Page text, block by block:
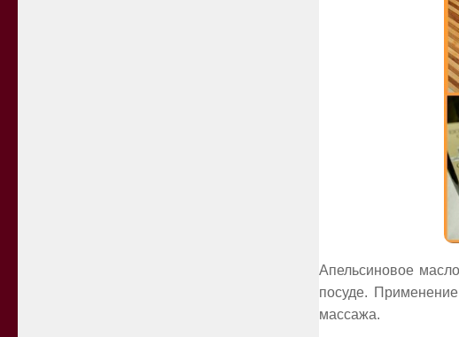
Апельсиновое
посуде.
массажа.